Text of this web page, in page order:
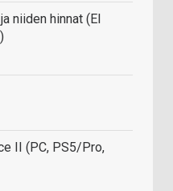
niiden hinnat (EI
II (PC, PS5/Pro,